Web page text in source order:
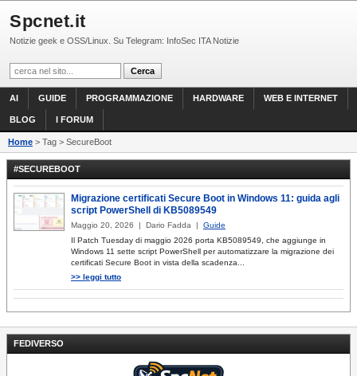
Spcnet.it
Notizie geek e OSS/Linux. Su Telegram: InfoSec ITA Notizie
AI GUIDE PROGRAMMAZIONE HARDWARE WEB E INTERNET
BLOG I FORUM
Home > Tag > SecureBoot
FEDIVERSO
#SECUREBOOT
Migrazione certificati Secure Boot in Windows 11: guida agli
script PowerShell di KB5089549
Maggio 20, 2026 | Dario Fadda | Guide
Il Patch Tuesday di maggio 2026 porta KB5089549, che aggiunge in
Windows 11 sette script PowerShell per automatizzare la migrazione dei
certificati Secure Boot in vista della scadenza...
>> leggi tutto